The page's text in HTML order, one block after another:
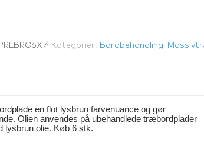
Kategorier: Bordbehandling,
en flot lysbrun farvenuance og gør
Olien anvendes på ubehandlede træbordplader
lysbrun olie. Køb 6 stk.